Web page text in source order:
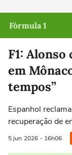
Fórmula 1
F1:
em
tempos”
Espanhol
recuperação de
5 jun 2026 - 16h06